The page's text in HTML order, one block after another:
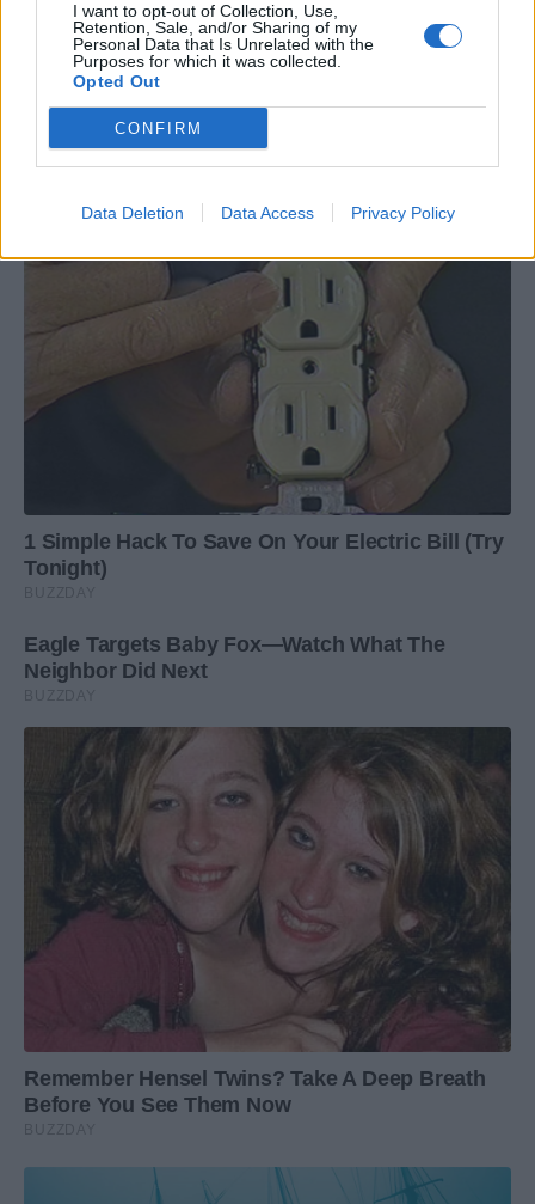
I want to opt-out of Collection, Use,
Retention, Sale, and/or Sharing of my
Personal Data that Is Unrelated with the
Purposes for which it was collected.
Opted Out
CONFIRM
Data Deletion Data Access Privacy Policy